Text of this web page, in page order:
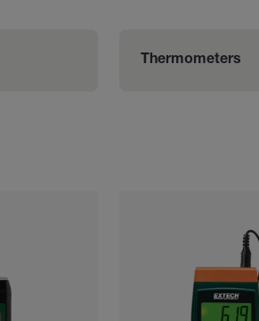
Thermometers